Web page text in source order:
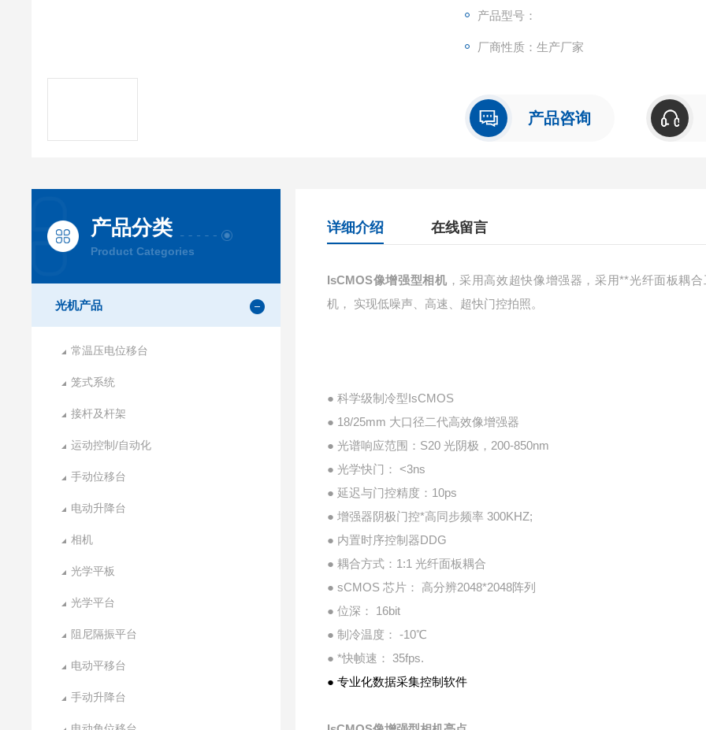
产品型号：
厂商性质：生产厂家
产品咨询
产品分类
Product Categories
光机产品
常温压电位移台
笼式系统
接杆及杆架
运动控制/自动化
手动位移台
电动升降台
相机
光学平板
光学平台
阻尼隔振平台
电动平移台
手动升降台
详细介绍 在线留言
IsCMOS像增强型相机 ，采用高效超快像增强器，采用**光纤面板耦
机， 实现低噪声、高速、超快门控拍照。
● 科学级制冷型IsCMOS
● 18/25mm 大口径二代高效像增强器
● 光谱响应范围：S20 光阴极，200-850nm
● 光学快门： <3ns
● 延迟与门控精度：10ps
● 增强器阴极门控*高同步频率 300KHZ;
● 内置时序控制器DDG
● 耦合方式：1:1 光纤面板耦合
● sCMOS 芯片： 高分辨2048*2048阵列
● 位深： 16bit
● 制冷温度： -10℃
● *快帧速： 35fps.
● 专业化数据采集控制软件